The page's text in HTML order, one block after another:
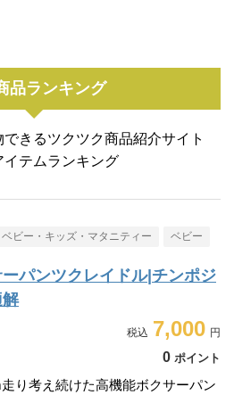
品ランキング
きるツクツク商品紹介サイト
イテムランキング
ベビー・キッズ・マタニティー ベビー
パンツクレイドル|チンポジ
7,000
0 ポイント
り考え続けた高機能ボクサーパン